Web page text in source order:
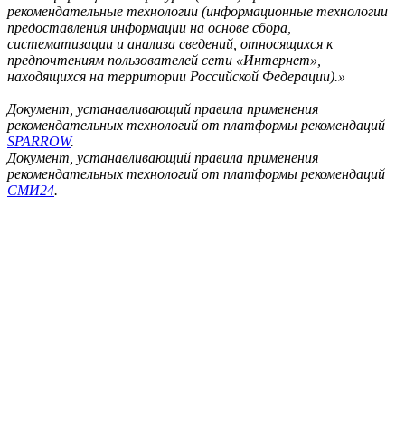
рекомендательные технологии (информационные технологии
предоставления информации на основе сбора,
систематизации и анализа сведений, относящихся к
предпочтениям пользователей сети «Интернет»,
находящихся на территории Российской Федерации).»
Документ, устанавливающий правила применения
рекомендательных технологий от платформы рекомендаций
SPARROW.
Документ, устанавливающий правила применения
рекомендательных технологий от платформы рекомендаций
СМИ24.